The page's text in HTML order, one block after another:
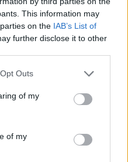
This information may
on the IAB’s List of
further disclose it to other
Outs
of my
of my